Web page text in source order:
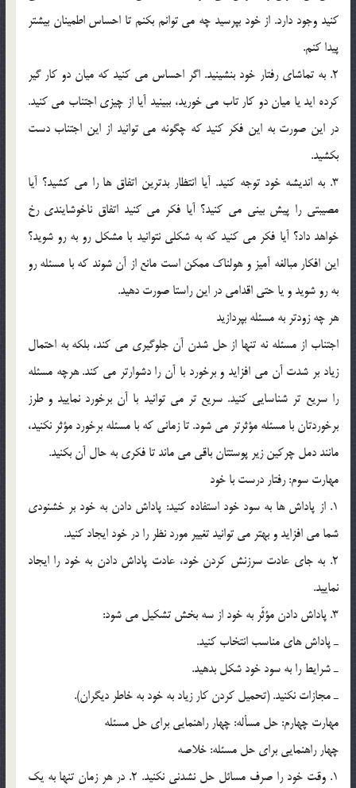
کنيد وجود دارد. از خود بپرسيد چه مي توانم بکنم تا احساس اطمينان بيشتر
پيدا کنم.
2. به تماشاي رفتار خود بنشينيد. اگر احساس مي کنيد که ميان دو کار گير
کرده ايد يا ميان دو کار تاب مي خوريد، ببينيد آيا از چيزي اجتناب مي کنيد.
در اين صورت به اين فکر کنيد که چگونه مي توانيد از اين اجتناب دست
بکشيد.
3. به انديشه خود توجه کنيد. آيا انتظار بدترين اتفاق ها را مي کشيد؟ آيا
مصيبتي را پيش بيني مي کنيد؟ آيا فکر مي کنيد اتفاق ناخوشايندي رخ
خواهد داد؟ آيا فکر مي کنيد که به شکلي نتوانيد با مشکل رو به رو شويد؟
اين افکار مبالغه آميز و هولناک ممکن است مانع از آن شوند که با مسئله رو
به رو شويد و يا حتي اقدامي در اين راستا صورت دهيد.
هر چه زودتر به مسئله بپردازيد
اجتناب از مسئله نه تنها از حل شدن آن جلوگيري مي کند، بلکه به احتمال
زياد بر شدت آن مي افزايد و برخورد با آن را دشوارتر مي کند. هرچه مسئله
را سريع تر شناسايي کنيد. سريع تر مي توانيد با آن برخورد نماييد و طرز
برخوردتان با مسئله مؤثرتر مي شود. تا زماني که با مسئله برخورد مؤثر نکنيد،
مانند دمل چرکين زير پوستتان باقي مي ماند تا فکري به حال آن بکنيد.
مهارت سوم: رفتار درست با خود
1. از پاداش ها به سود خود استفاده کنيد: پاداش دادن به خود بر خشنودي
شما مي افزايد و بهتر مي توانيد تغيير مورد نظر را در خود ايجاد کنيد.
2. به جاي عادت سرزنش کردن خود، عادت پاداش دادن به خود را ايجاد
نماييد.
3. پاداش دادن مؤثّر به خود از سه بخش تشکيل مي شود:
ـ پاداش هاي مناسب انتخاب کنيد.
ـ شرايط را به سود خود شکل بدهيد.
ـ مجازات نکنيد. (تحميل کردن کار زياد به خود به خاطر ديگران).
مهارت چهارم: حل مسأله: چهار راهنمايي براي حل مسئله
چهار راهنمايي براي حل مسئله: خلاصه
1. وقت خود را صرف مسائل حل نشدني نکنيد. 2. در هر زمان تنها به يک